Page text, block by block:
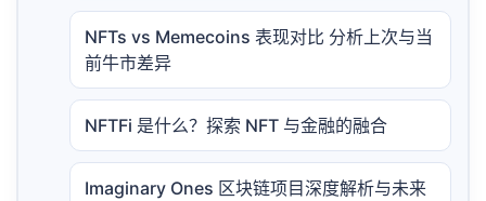
NFTs vs Memecoins 表现对比 分析上次与当
前牛市差异
NFTFi 是什么？探索 NFT 与金融的融合
Imaginary Ones 区块链项目深度解析与未来